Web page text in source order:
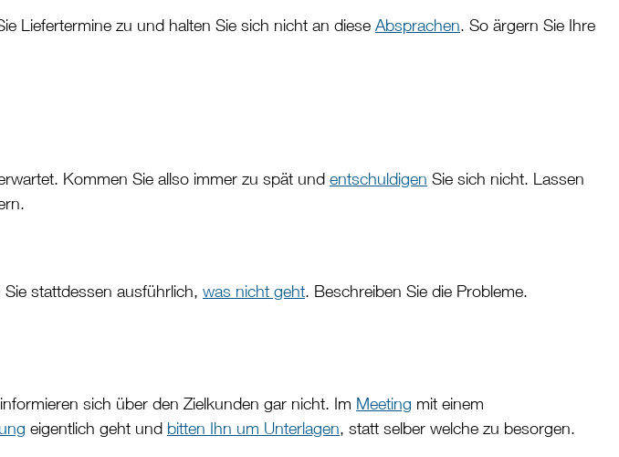
Liefertermine zu und halten Sie sich nicht an diese Absprachen. So ärgern Sie Ihre
Kommen Sie allso immer zu spät und entschuldigen Sie sich nicht. Lassen
stattdessen ausführlich, was nicht geht. Beschreiben Sie die Probleme.
sich über den Zielkunden gar nicht. Im Meeting mit einem
eigentlich geht und bitten Ihn um Unterlagen, statt selber welche zu besorgen.